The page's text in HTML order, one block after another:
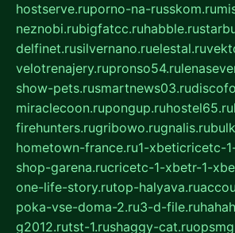
hostserve.ruporno-na-russkom.ru
neznobi.rubigfatcc.ruhabble.ru
delfinet.rusilvernano.ruelestal.ru
velotrenajery.rupronso54.ru
show-pets.rusmartnews03.ru
miraclecoon.rupongup.ruhostel65.ru
firehunters.rugribowo.rugnalis.ru
hometown-france.ru1-xbeticricetc-
shop-garena.rucricetc-1-xbetr-1-
one-life-story.rutop-halyava.ru
poka-vse-doma-2.ru3-d-file.ru
g2012.rutst-1.rushaggy-cat.ru